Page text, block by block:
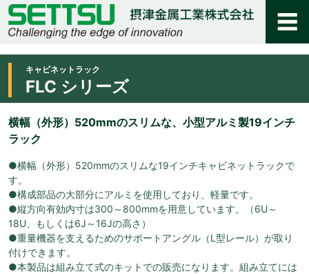
キャビネットラック
FLC シリーズ
横幅（外形）520mmのスリムな、小型アルミ製19インチ
ラック
●横幅（外形）520mmのスリムな19インチキャビネットラックで
す。
●構成部品の大部分にアルミを使用しており、軽量です。
●縦方向有効内寸は300～800mmを用意しています。（6U～
18U、もしくは6J～16Jの高さ）
●重量機器を支えるためのサポートアングル（L型レール）が取り
付けできます。
●本製品は組み立て式のキットでの販売になります。組み立てには